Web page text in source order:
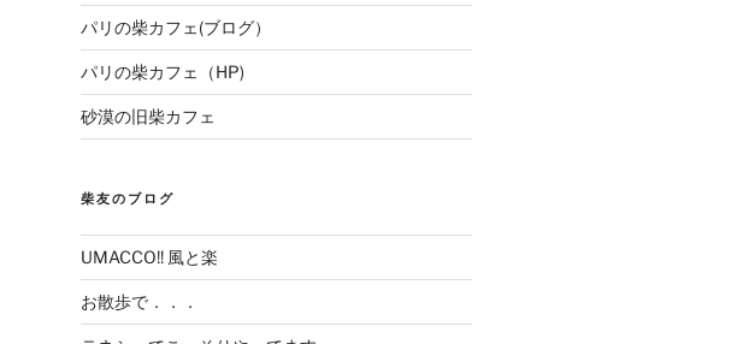
パリの柴カフェ(ブログ）
パリの柴カフェ（HP)
砂漠の旧柴カフェ
柴友のブログ
UMACCO!! 風と楽
お散歩で．．．